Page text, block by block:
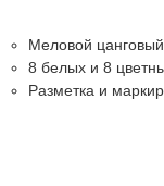
Меловой
8 белых и 8
Разметка и